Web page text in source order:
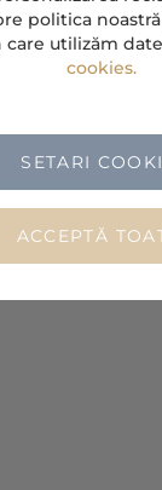
politica
care utilizăm
cookies.
ACCEPTĂ
SETARI